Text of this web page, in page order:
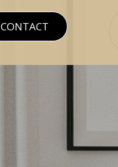
CONTACT